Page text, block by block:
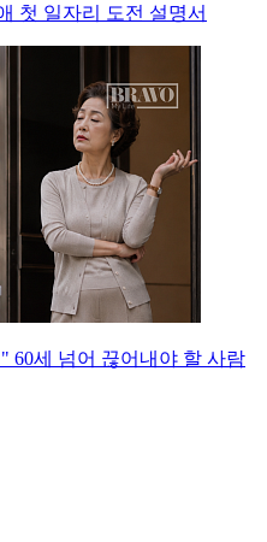
첫 일자리 도전 설명서
60세 넘어 끊어내야 할 사람